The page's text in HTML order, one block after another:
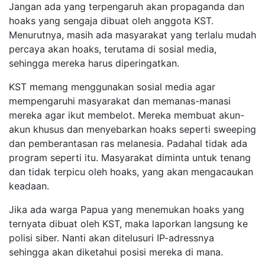
Jangan ada yang terpengaruh akan propaganda dan
hoaks yang sengaja dibuat oleh anggota KST.
Menurutnya, masih ada masyarakat yang terlalu mudah
percaya akan hoaks, terutama di sosial media,
sehingga mereka harus diperingatkan.
KST memang menggunakan sosial media agar
mempengaruhi masyarakat dan memanas-manasi
mereka agar ikut membelot. Mereka membuat akun-
akun khusus dan menyebarkan hoaks seperti sweeping
dan pemberantasan ras melanesia. Padahal tidak ada
program seperti itu. Masyarakat diminta untuk tenang
dan tidak terpicu oleh hoaks, yang akan mengacaukan
keadaan.
Jika ada warga Papua yang menemukan hoaks yang
ternyata dibuat oleh KST, maka laporkan langsung ke
polisi siber. Nanti akan ditelusuri IP-adressnya
sehingga akan diketahui posisi mereka di mana.